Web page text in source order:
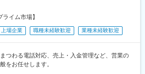
イム市場】
上場企業 職種未経験歓迎 業種未経験歓迎
つわる電話対応、売上・入金管理など、営業の
をお任せします。